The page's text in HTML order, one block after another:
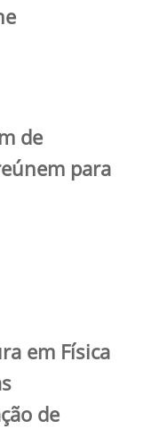
de
para
em Física
de